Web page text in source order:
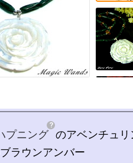
プニング のアベンチュリ
ラウンアンバー